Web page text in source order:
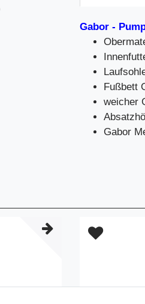
Gabor -
Fußbett
weicher
Gabor